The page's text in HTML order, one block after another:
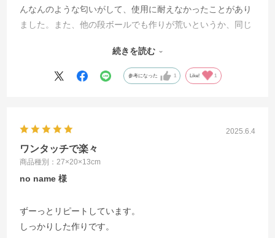
んなんのような匂いがして、使用に耐えなかったことがあり
ました。また、他の段ボールでも作りが荒いというか、同じ
単で、ホームセンターで買う値段位で購入できるので、いつ
も購入しています。
続きを読む
参考になった 1 Like! 1
2025.6.4
ワンタッチで楽々
商品種別：27×20×13cm
no name
ずーっとリピートしています。
しっかりした作りです。